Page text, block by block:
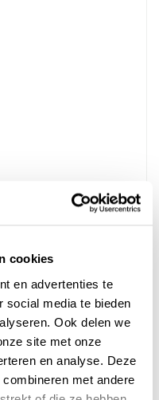
cookies
en advertenties te
social media te bieden
Ook delen we
site met onze
en analyse. Deze
met andere
historiqueset de
gâtés lors de leur
la villa d'amour et
estle pôle
de la France.